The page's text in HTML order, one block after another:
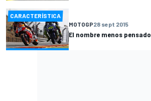
CARACTERÍSTICA
MOTOGP28 sept 2015
El nombre menos pensado